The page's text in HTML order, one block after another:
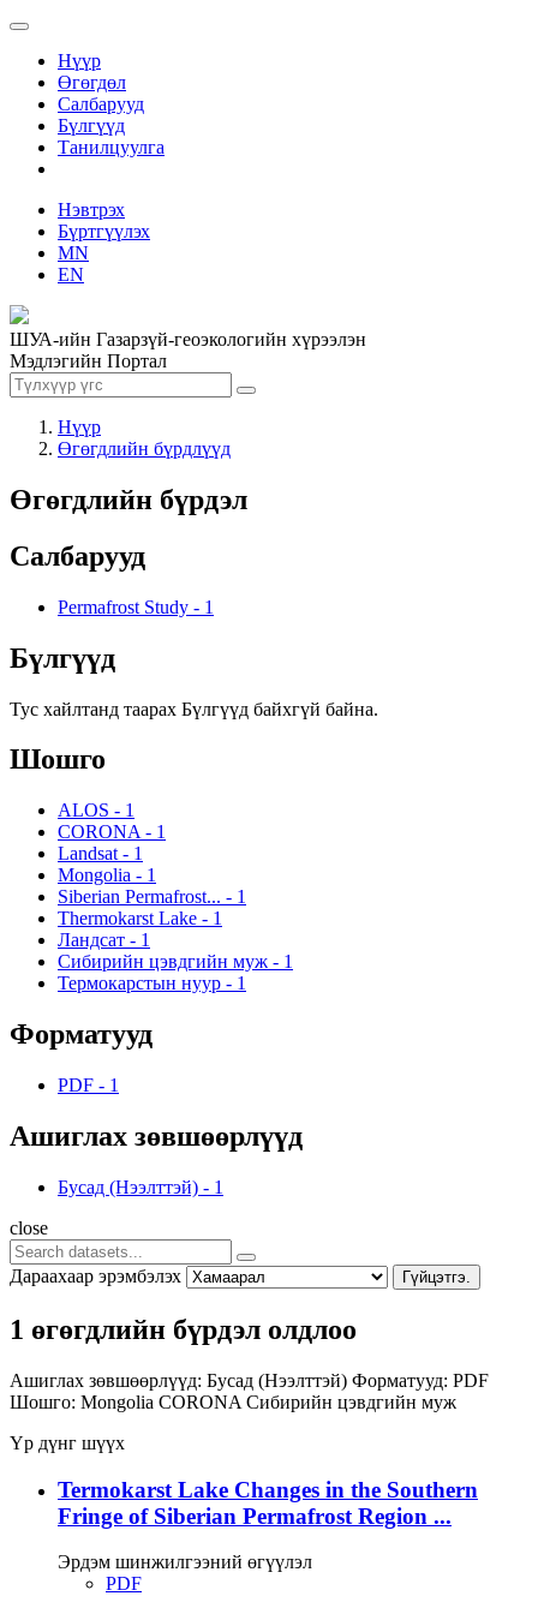
Нүүр
Өгөгдөл
Салбарууд
Бүлгүүд
Танилцуулга
Нэвтрэх
Бүртгүүлэх
MN
EN
ШУА-ийн Газарзүй-геоэкологийн хүрээлэн
Мэдлэгийн Портал
Нүүр
Өгөгдлийн бүрдлүүд
Өгөгдлийн бүрдэл
Салбарууд
Permafrost Study - 1
Бүлгүүд
Тус хайлтанд таарах Бүлгүүд байхгүй байна.
Шошго
ALOS - 1
CORONA - 1
Landsat - 1
Mongolia - 1
Siberian Permafrost... - 1
Thermokarst Lake - 1
Ландсат - 1
Сибирийн цэвдгийн муж - 1
Термокарстын нуур - 1
Форматууд
PDF - 1
Ашиглах зөвшөөрлүүд
Бусад (Нээлттэй) - 1
close
Дараахаар эрэмбэлэх Гүйцэтгэ.
1 өгөгдлийн бүрдэл олдлоо
Ашиглах зөвшөөрлүүд: Бусад (Нээлттэй) Форматууд: PDF
Шошго: Mongolia CORONA Сибирийн цэвдгийн муж
Үр дүнг шүүх
Termokarst Lake Changes in the Southern
Fringe of Siberian Permafrost Region ...
Эрдэм шинжилгээний өгүүлэл
PDF